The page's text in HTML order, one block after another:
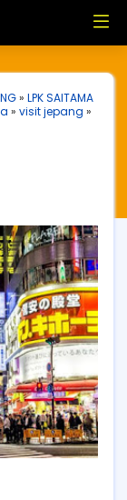
» LPK SAITAMA
» visit jepang »